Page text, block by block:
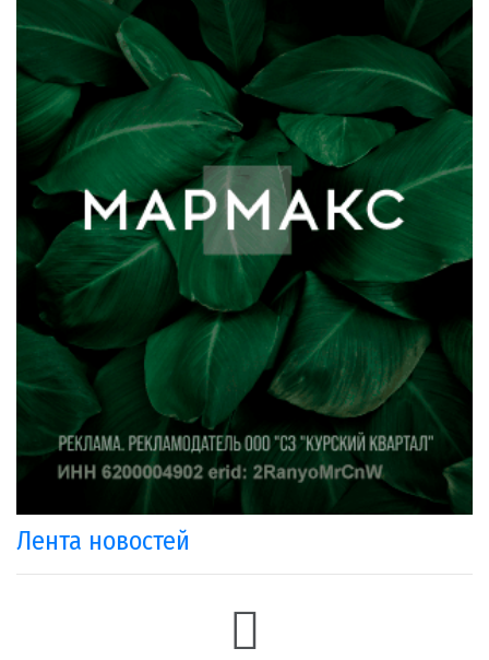
Лента новостей